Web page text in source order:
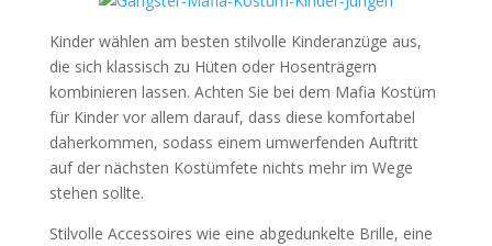
Kinder wählen am besten stilvolle Kinderanzüge aus,
die sich klassisch zu Hüten oder Hosenträgern
kombinieren lassen. Achten Sie bei dem Mafia Kostüm
für Kinder vor allem darauf, dass diese komfortabel
daherkommen, sodass einem umwerfenden Auftritt
auf der nächsten Kostümfete nichts mehr im Wege
stehen sollte.
Stilvolle Accessoires wie eine abgedunkelte Brille, eine